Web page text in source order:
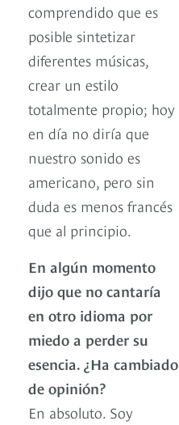
comprendido que es
posible sintetizar
diferentes músicas,
crear un estilo
totalmente propio; hoy
en día no diría que
nuestro sonido es
americano, pero sin
duda es menos francés
que al principio.
En algún momento
dijo que no cantaría
en otro idioma por
miedo a perder su
esencia. ¿Ha cambiado
de opinión?
En absoluto. Soy